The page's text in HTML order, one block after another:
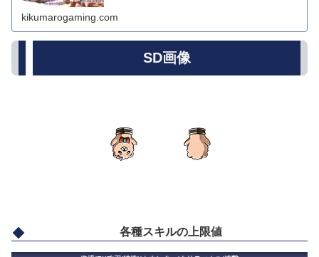
kikumarogaming.com
SD画像
各種スキルの上限値